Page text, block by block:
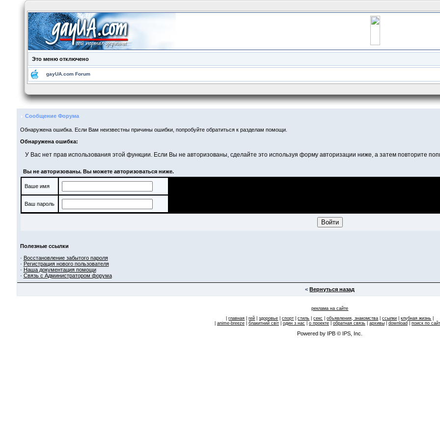
Это меню отключено
gayUA.com Forum
Сообщение Форума
Обнаружена ошибка. Если Вам неизвестны причины ошибки, попробуйте обратиться к разделам помощи.
Обнаружена ошибка:
У Вас нет прав использования этой функции. Если Вы не авторизованы, сделайте это используя форму авторизации ниже, а затем повторите
Вы не авторизованы. Вы можете авторизоваться ниже.
Ваше имя
Ваш пароль
Полезные ссылки
· Восстановление забытого пароля
· Регистрация нового пользователя
· Наша документация помощи
· Связь с Администратором форума
<Вернуться назад
реклама на сайте
|главная |гей |здоровье |спорт |стиль |секс |объявления, знакомства |ссылки |клубная жизнь
anime-breeze| блакитний свiт| один з нас о проекте| обратная связь| архивы| download поиск по
Powered by IPB © IPS, Inc.